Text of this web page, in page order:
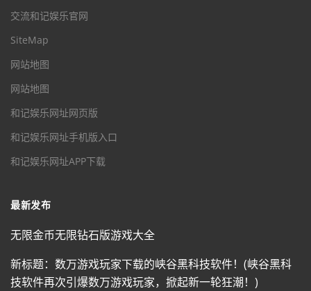
交流和记娱乐官网
SiteMap
网站地图
网站地图
和记娱乐网址网页版
和记娱乐网址手机版入口
和记娱乐网址APP下载
最新发布
无限金币无限钻石版游戏大全
新标题：数万游戏玩家下载的峡谷黑科技软件！(峡谷黑科
技软件再次引爆数万游戏玩家，掀起新一轮狂潮！)